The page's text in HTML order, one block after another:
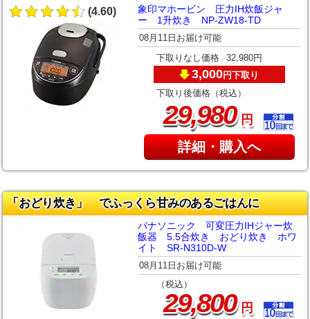
(4.60)
象印マホービン 圧力IH炊飯ジャ
ー 1升炊き NP-ZW18-TD
08月11日お届け可能
下取りなし価格 32,980円
3,000円下取り
下取り後価格（税込）
29,980円
詳細・購入へ
「おどり炊き」 でふっくら甘みのあるごはんに
パナソニック 可変圧力IHジャー炊
飯器 5.5合炊き おどり炊き ホワ
イト SR-N310D-W
08月11日お届け可能
（税込）
29,800円